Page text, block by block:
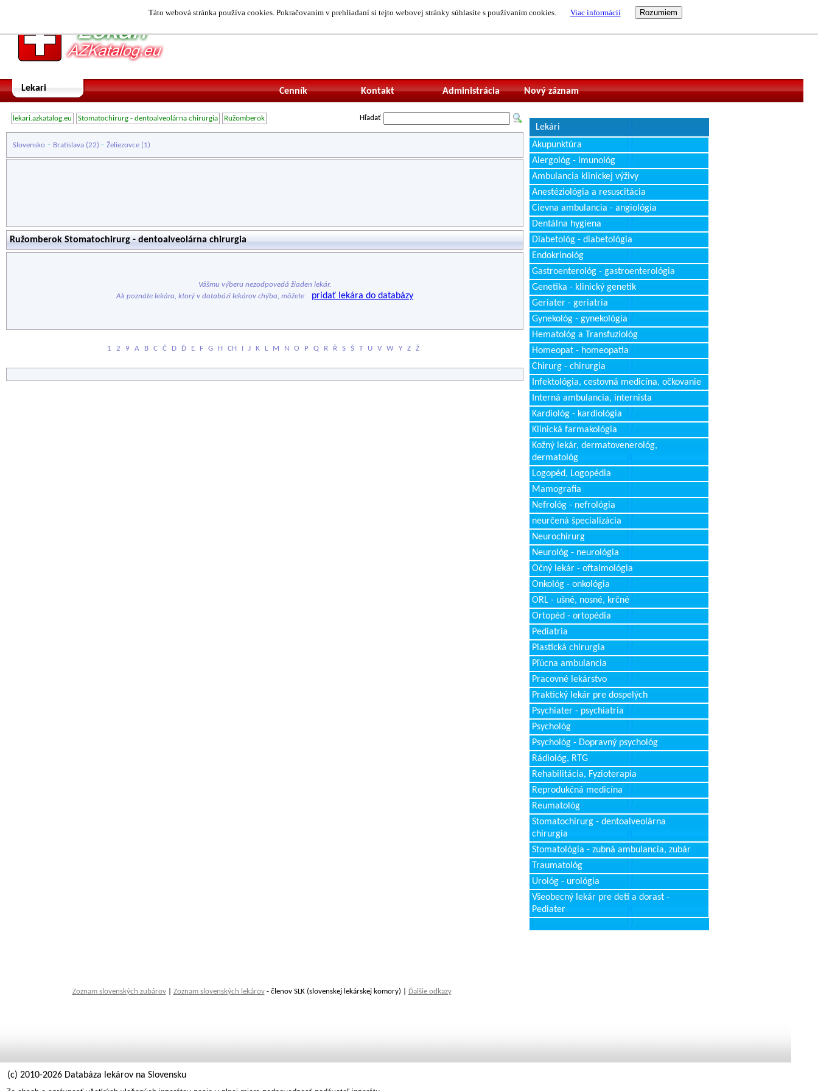
Táto webová stránka používa cookies. Pokračovaním v prehliadaní si tejto webovej stránky súhlasíte s používaním cookies. Viac informácií
Lekari Nový záznam
Administrácia
Kontakt
Cenník
lekari.azkatalog.eu Stomatochirurg - dentoalveolárna chirurgia Ružomberok Hľadať
Slovensko - Bratislava (22) - Želiezovce (1)
Ružomberok Stomatochirurg - dentoalveolárna chirurgia
Vášmu výberu nezodpovedá žiaden lekár.
Ak poznáte lekára, ktorý v databázi lekárov chýba, môžete
pridať lekára do databázy
1 2 9 A B C Č D Ď E F G H CH I J K L M N O P Q R Ř S Š T U V W Y Z Ž
Lekári
Akupunktúra
Alergológ - imunológ
Ambulancia klinickej výživy
Anestéziológia a resuscitácia
Cievna ambulancia - angiológia
Dentálna hygiena
Diabetológ - diabetológia
Endokrinológ
Gastroenterológ - gastroenterológia
Genetika - klinický genetik
Geriater - geriatria
Gynekológ - gynekológia
Hematológ a Transfuziológ
Homeopat - homeopatia
Chirurg - chirurgia
Infektológia, cestovná medicína, očkovanie
Interná ambulancia, internista
Kardiológ - kardiológia
Klinická farmakológia
Kožný lekár, dermatovenerológ,
dermatológ
Logopéd, Logopédia
Mamografia
Nefrológ - nefrológia
neurčená špecializácia
Neurochirurg
Neurológ - neurológia
Očný lekár - oftalmológia
Onkológ - onkológia
ORL - ušné, nosné, krčné
Ortopéd - ortopédia
Pediatria
Plastická chirurgia
Pľúcna ambulancia
Pracovné lekárstvo
Praktický lekár pre dospelých
Psychiater - psychiatria
Psychológ
Psychológ - Dopravný psychológ
Rádiológ, RTG
Rehabilitácia, Fyzioterapia
Reprodukčná medicína
Reumatológ
Stomatochirurg - dentoalveolárna
chirurgia
Stomatológia - zubná ambulancia, zubár
Traumatológ
Urológ - urológia
Všeobecný lekár pre deti a dorast -
Pediater
Zoznam slovenských zubárov| Zoznam slovenských lekárov- členov SLK (slovenskej lekárskej komory) | Ďalšie odkazy
(c) 2010-2026 Databáza lekárov na Slovensku